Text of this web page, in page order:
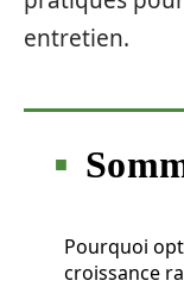
entretien.
Pourquoi
croissance